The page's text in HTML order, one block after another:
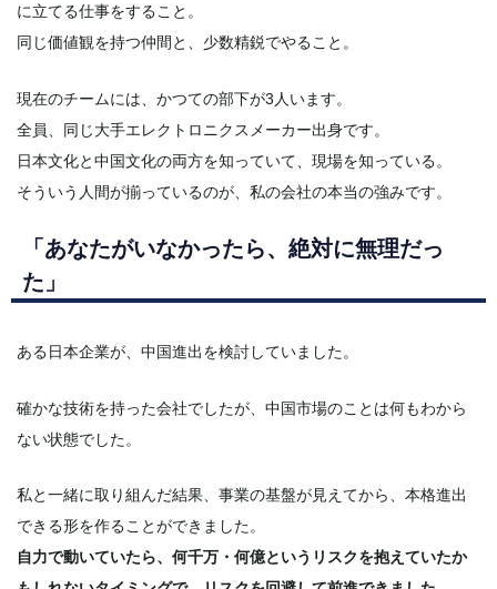
に立てる仕事をすること。
同じ価値観を持つ仲間と、少数精鋭でやること。
現在のチームには、かつての部下が3人います。
全員、同じ大手エレクトロニクスメーカー出身です。
日本文化と中国文化の両方を知っていて、現場を知っている。
そういう人間が揃っているのが、私の会社の本当の強みです。
「あなたがいなかったら、絶対に無理だっ
た」
ある日本企業が、中国進出を検討していました。
確かな技術を持った会社でしたが、中国市場のことは何もわから
ない状態でした。
私と一緒に取り組んだ結果、事業の基盤が見えてから、本格進出
できる形を作ることができました。
自力で動いていたら、何千万・何億というリスクを抱えていたか